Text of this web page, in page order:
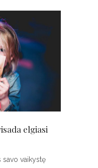
elgiasi
savo vaikystę